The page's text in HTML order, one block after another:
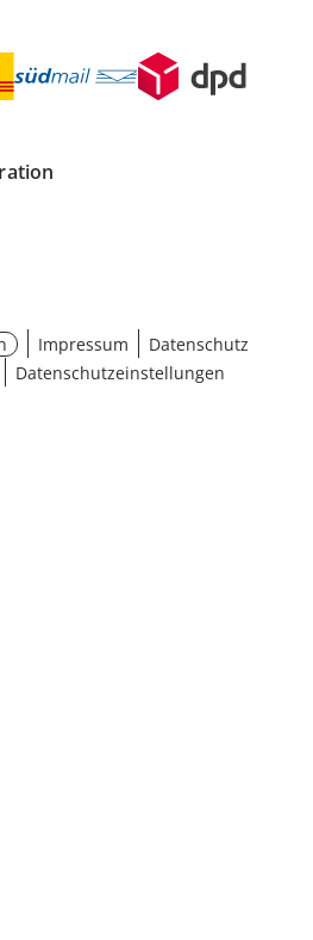
Impressum
Datenschutz
Datenschutzeinstellungen